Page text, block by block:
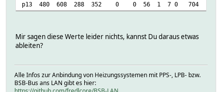
p13 480 608 288 352 0 0 56 1 7 0 704 752 352
Mir sagen diese Werte leider nichts, kannst Du daraus etwas
ableiten?
Alle Infos zur Anbindung von Heizungssystemen mit PPS-, LPB- bzw.
BSB-Bus ans LAN gibt es hier: